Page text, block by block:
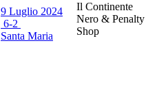
9 Luglio 2024
6-2
Santa Maria
Il Continente
Nero & Penalty
Shop